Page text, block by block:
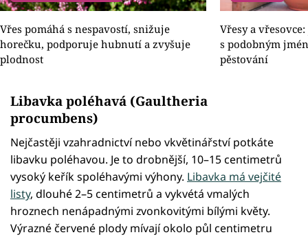
Vřes pomáhá s nespavostí, snižuje
horečku, podporuje hubnutí a zvyšuje
plodnost
Vřesy a
s podobným
pěstování
Libavka poléhavá (Gaultheria
procumbens)
Nejčastěji vzahradnictví nebo vkvětinářství potkáte
libavku poléhavou. Je to drobnější, 10–15 centimetrů
vysoký keřík spoléhavými výhony. Libavka má vejčité
listy, dlouhé 2–5 centimetrů a vykvétá vmalých
hroznech nenápadnými zvonkovitými bílými květy.
Výrazné červené plody mívají okolo půl centimetru